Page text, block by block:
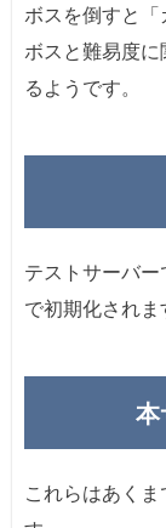
ボスを倒すと
ボスと難易度
るようです。
テストサーバ
で初期化されま
これらはあく